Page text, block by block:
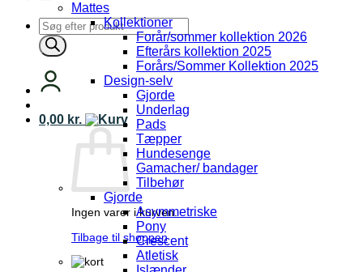
Products
search
0,00 kr.
Ingen varer i kurven.
Tilbage til shoppen
Mattes
Kollektioner
Forår/sommer kollektion 2026
Efterårs kollektion 2025
Forårs/Sommer Kollektion 2025
Design-selv
Gjorde
Underlag
Pads
Tæpper
Hundesenge
Gamacher/ bandager
Tilbehør
Gjorde
Asymmetriske
Pony
Crescent
Atletisk